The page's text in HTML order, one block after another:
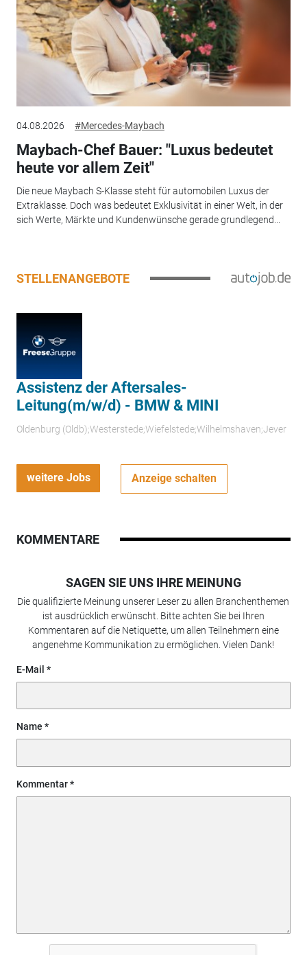
04.08.2026 #Mercedes-Maybach
Maybach-Chef Bauer: "Luxus bedeutet
heute vor allem Zeit"
Die neue Maybach S-Klasse steht für automobilen Luxus der
Extraklasse. Doch was bedeutet Exklusivität in einer Welt, in der
sich Werte, Märkte und Kundenwünsche gerade grundlegend...
STELLENANGEBOTE
Assistenz der Aftersales-
Leitung(m/w/d) - BMW & MINI
Oldenburg (Oldb);Westerstede;Wiefelstede;Wilhelmshaven;Jever
weitere Jobs Anzeige schalten
KOMMENTARE
SAGEN SIE UNS IHRE MEINUNG
Die qualifizierte Meinung unserer Leser zu allen Branchenthemen
ist ausdrücklich erwünscht. Bitte achten Sie bei Ihren
Kommentaren auf die Netiquette, um allen Teilnehmern eine
angenehme Kommunikation zu ermöglichen. Vielen Dank!
E-Mail
Name
Kommentar